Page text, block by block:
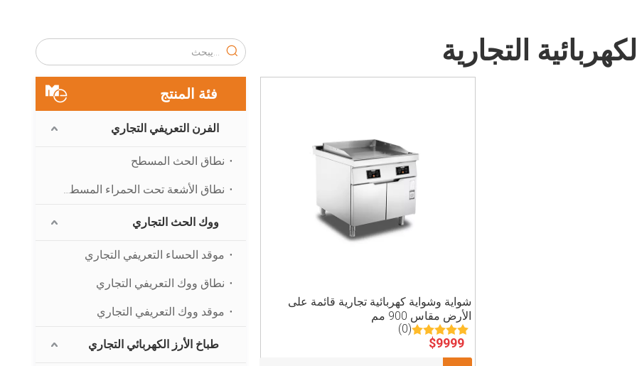
فئة المنتج
الفرن التعريفي التجاري
نطاق الحث المسطح
نطاق الأشعة تحت الحمراء المسطحة
ووك الحث التجاري
موقد الحساء التعريفي التجاري
نطاق ووك التعريفي التجاري
موقد ووك التعريفي التجاري
طباخ الأرز الكهربائي التجاري
التجارية
شواية وشواية كهربائية تجارية قائمة على
الأرض مقاس 900 مم
(0)
$9999